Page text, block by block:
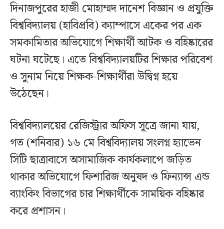
দিনাজপুরের হাজী মোহাম্মদ দানেশ বিজ্ঞান ও প্রযুক্তি
বিশ্ববিদ্যালয় (হাবিপ্রবি) ক্যাম্পাসে একের পর এক
সমকামিতার অভিযোগে শিক্ষার্থী আটক ও বহিষ্কারের
ঘটনা ঘটেছে। এতে বিশ্ববিদ্যালয়টির শিক্ষার পরিবেশ
ও সুনাম নিয়ে শিক্ষক-শিক্ষার্থীরা উদ্বিগ্ন হয়ে
উঠেছেন।
বিশ্ববিদ্যালয়ের রেজিস্ট্রার অফিস সূত্রে জানা যায়,
গত (শনিবার) ১৬ মে বিশ্ববিদ্যালয় সংলগ্ন হ্যাভেন
সিটি ছাত্রাবাসে অসামাজিক কার্যকলাপে জড়িত
থাকার অভিযোগে ফিশারিজ অনুষদ ও ফিন্যান্স এন্ড
ব্যাংকিং বিভাগের চার শিক্ষার্থীকে সাময়িক বহিষ্কার
করে প্রশাসন।